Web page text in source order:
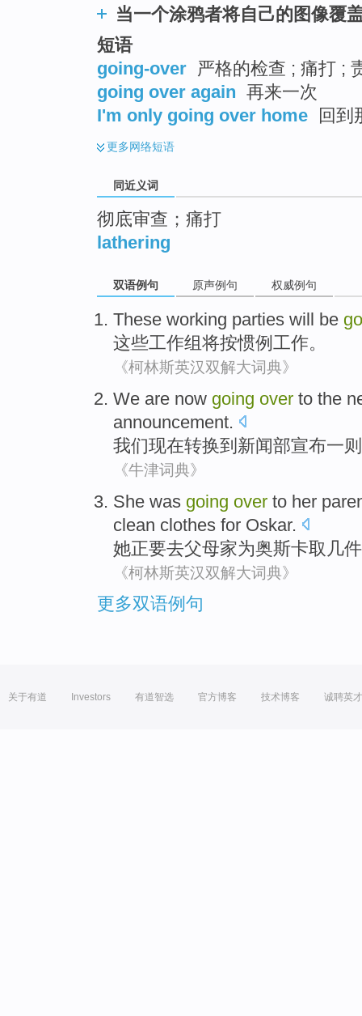
当一个涂鸦者将自己的图像覆
短语
going-over 严格的检查 ; 痛打 ;
going over again 再来一次
I'm only going over home
回到
更多网络短语
同近义词
彻底审查；痛打
lathering
双语例句 原声例句 权威例句
These working parties will be
这些工作组将按惯例 工作。
《柯林斯英汉双解大词典》
We are now going over to the
announcement.
我们现在转换到 新闻部宣布一则
《牛津词典》
She was going over to her
clean clothes for Oskar.
她正要去父母家为奥斯卡取 几件
《柯林斯英汉双解大词典》
更多双语例句
关于有道 Investors 有道智选 官方博客 技术博客 诚聘英才